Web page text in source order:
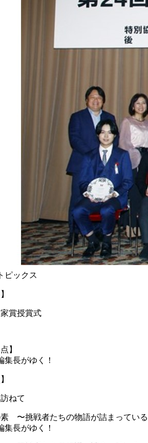
トピックス
賞授賞式
集長がゆく！
ねて
集長がゆく！